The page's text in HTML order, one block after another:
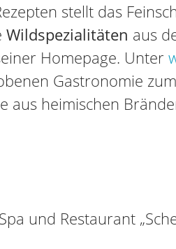
stellt das
Wildspezialitäten aus
Homepage. Unter
Gastronomie
aus heimischen
und Restaurant